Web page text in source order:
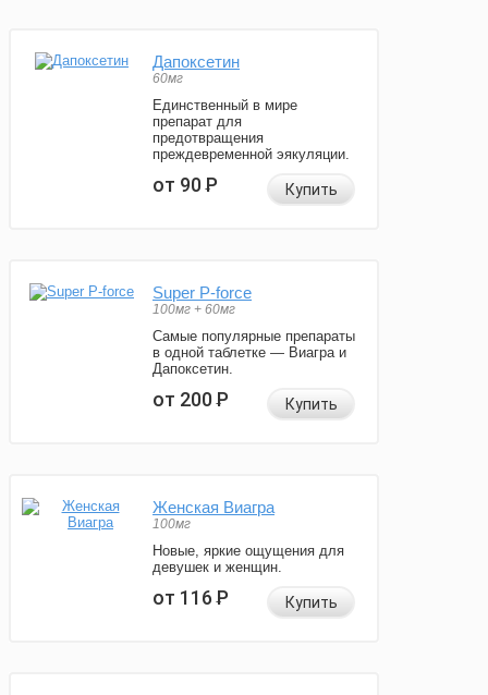
Дапоксетин
60мг
Единственный в мире
препарат для
предотвращения
преждевременной эякуляции.
от 90Р Купить
Super P-force
100мг + 60мг
Самые популярные препараты
в одной таблетке — Виагра и
Дапоксетин.
от 200Р Купить
Женская Виагра
100мг
Новые, яркие ощущения для
девушек и женщин.
от 116Р Купить